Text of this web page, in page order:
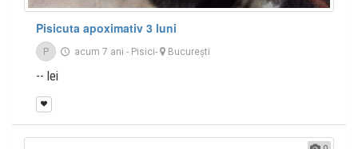
Pisicuta apoximativ 3 luni
P acum 7 ani - Pisici- București
-- lei